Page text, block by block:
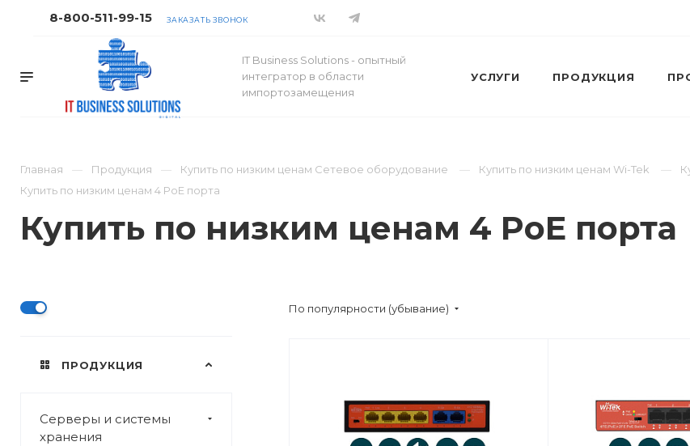
8-800-511-99-15 ЗАКАЗАТЬ ЗВОНОК
IT Business Solutions - опытный
интегратор в области
импортозамещения
УСЛУГИ ПРОДУКЦИЯ
Главная Продукция Купить по низким ценам Сетевое оборудование Купить по низким ценам Wi-Tek
Купить по низким ценам 4 PoE порта
Купить по низким ценам 4 PoE порта
ПРОДУКЦИЯ
Серверы и системы
хранения
По популярности (убывание)